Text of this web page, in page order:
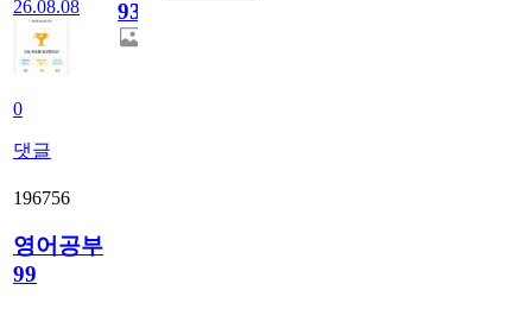
26.08.08
0
댓글
931
196756
영어공부
99